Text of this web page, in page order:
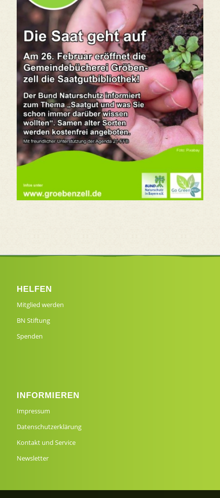
HELFEN
Mitglied werden
BN Stiftung
Spenden
INFORMIEREN
Impressum
Datenschutzerklärung
Kontakt und Service
Newsletter